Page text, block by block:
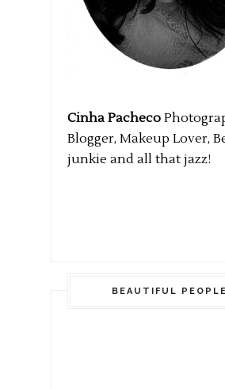
Cinha Pacheco
Blogger, Makeup Lover,
junkie and all that jazz!
BEAUTIFUL PEOPLE